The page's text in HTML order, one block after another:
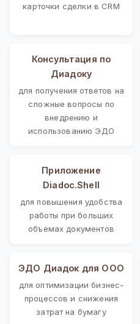
карточки сделки в CRM
Консультация по
Диадоку
для получения ответов на
сложные вопросы по
внедрению и
использованию ЭДО
Приложение
Diadoc.Shell
для повышения удобства
работы при больших
объемах документов
ЭДО Диадок для ООО
для оптимизации бизнес-
процессов и снижения
затрат на бумагу